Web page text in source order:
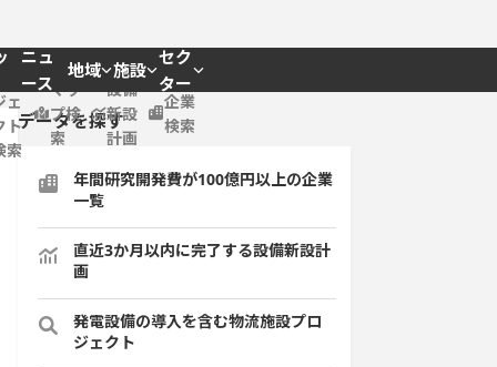
ニュ
ース
地域 施設
セク
ター
ェ
ト
索
マッ
プ検
索
設備
新設
計画
企業
検索
データを探す
年間研究開発費が100億円以上の企業
一覧
直近3か月以内に完了する設備新設計
画
発電設備の導入を含む物流施設プロ
ジェクト